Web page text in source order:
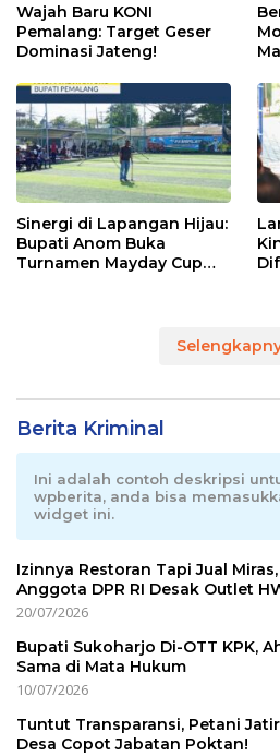
Wajah Baru KONI
Pemalang: Target Geser
Dominasi Jateng!
Sinergi di Lapangan Hijau:
Bupati Anom Buka
Turnamen Mayday Cup
Berita Kriminal
Ini adalah contoh deskripsi
wpberita, anda bisa
widget ini.
Izinnya Restoran Tapi Jual
Anggota DPR RI Desak Outlet
20/07/2026
Bupati Sukoharjo Di-OTT KPK,
Sama di Mata Hukum
10/07/2026
Tuntut Transparansi, Petani
Desa Copot Jabatan Poktan!